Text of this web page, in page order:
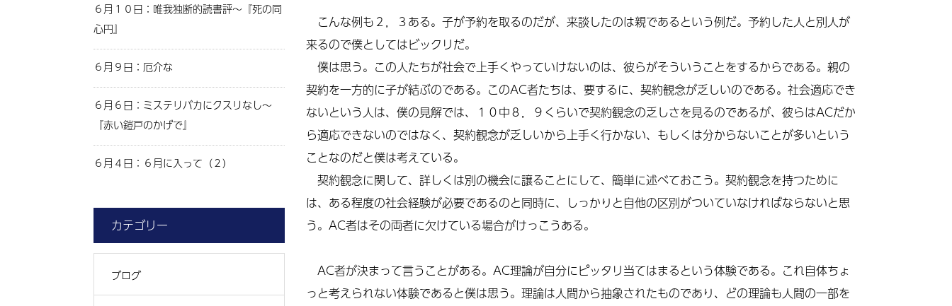
こんな例も２，３ある。子が予約を取るのだが、来談したのは親であるという例だ。予約した人と別人が
来るので僕としてはビックリだ。
僕は思う。この人たちが社会で上手くやっていけないのは、彼らがそういうことをするからである。親の
契約を一方的に子が結ぶのである。このAC者たちは、要するに、契約観念が乏しいのである。社会適応でき
ないという人は、僕の見解では、１０中８，９くらいで契約観念の乏しさを見るのであるが、彼らはACだか
ら適応できないのではなく、契約観念が乏しいから上手く行かない、もしくは分からないことが多いという
ことなのだと僕は考えている。
契約観念に関して、詳しくは別の機会に譲ることにして、簡単に述べておこう。契約観念を持つために
は、ある程度の社会経験が必要であるのと同時に、しっかりと自他の区別がついていなければならないと思
う。 AC者はその両者に欠けている場合がけっこうある。
AC者が決まって言うことがある。 AC理論が自分にピッタリ当てはまるという体験である。これ自体ちょ
っと考えられない体験であると僕は思う。理論は人間から抽象されたものであり、どの理論も人間の一部を
６月１０日：唯我独断的読書評～『死の同
心円』
６月９日：厄介な
６月６日：ミステリバカにクスリなし～
『赤い鎧戸のかげで』
６月４日：６月に入って（２）
カテゴリー
ブログ